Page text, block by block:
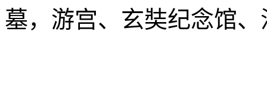
墓，游宫、玄奘纪念馆